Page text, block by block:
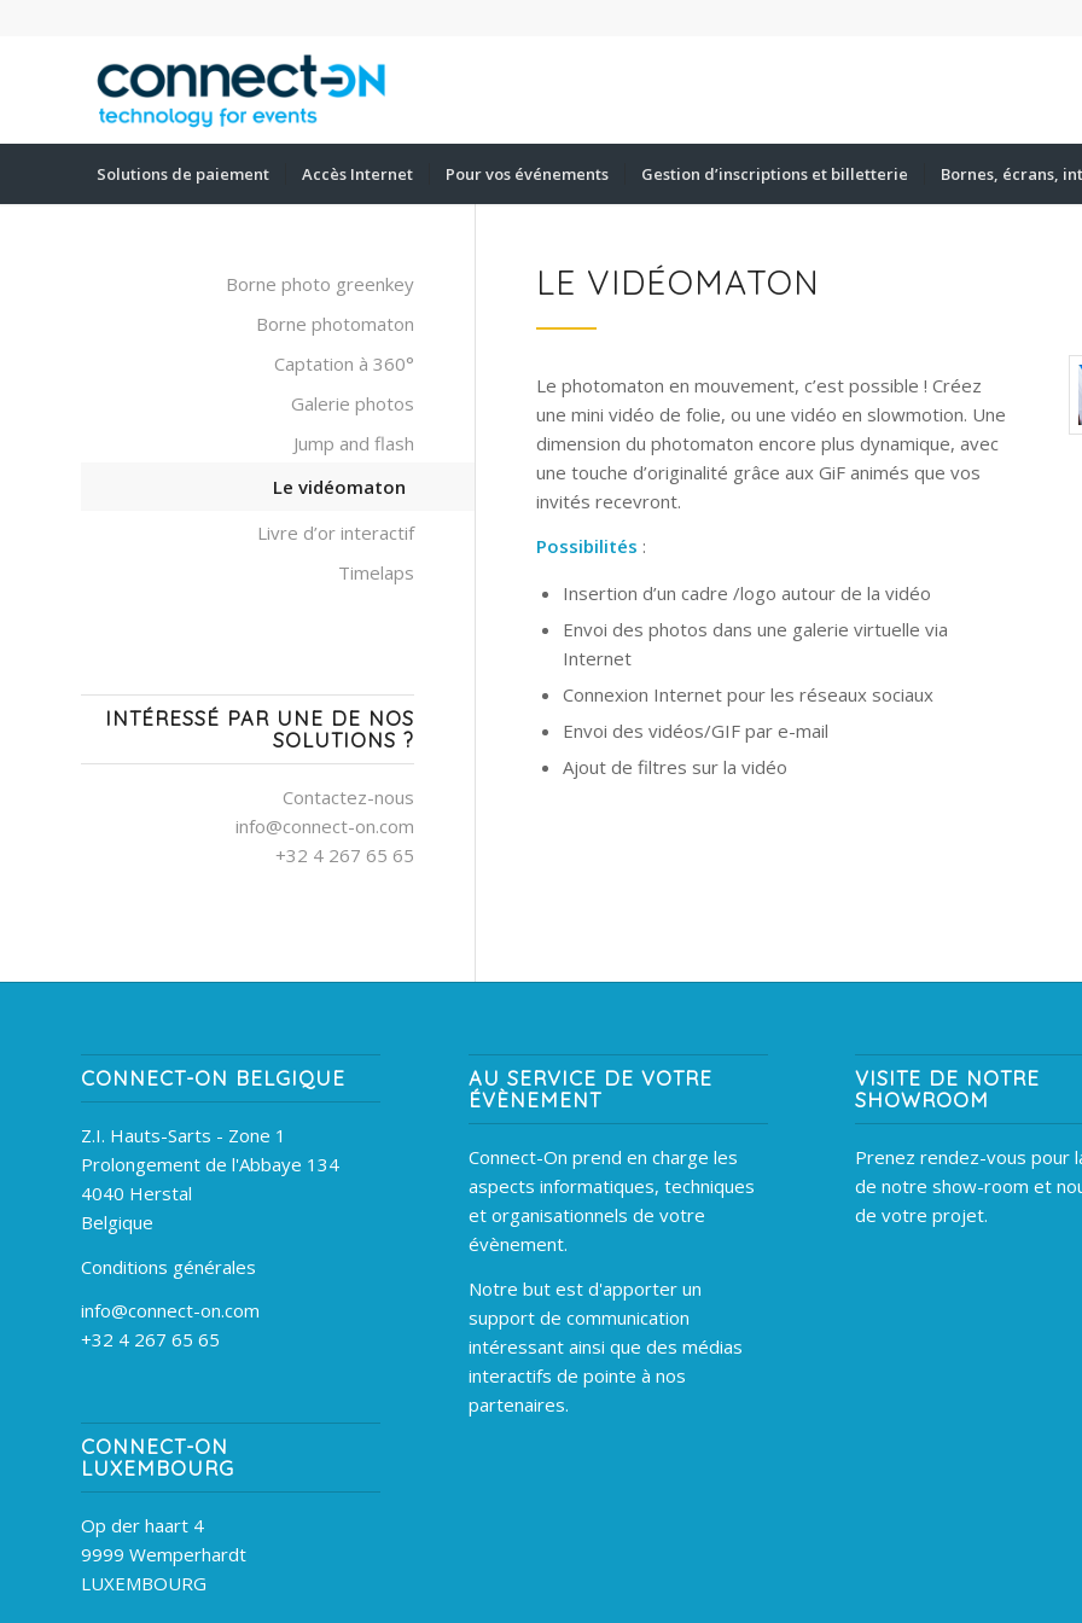
Solutions de paiement Accès Internet Pour vos événements Gestion d’inscriptions et billetterie Bornes, écrans,
LE VIDÉOMATON
Le photomaton en mouvement, c’est possible ! Créez
une mini vidéo de folie, ou une vidéo en slowmotion. Une
dimension du photomaton encore plus dynamique, avec
une touche d’originalité grâce aux GiF animés que vos
invités recevront.
Possibilités :
Insertion d’un cadre /logo autour de la vidéo
Envoi des photos dans une galerie virtuelle via
Internet
Connexion Internet pour les réseaux sociaux
Envoi des vidéos/GIF par e-mail
Ajout de filtres sur la vidéo
Borne photo greenkey
Borne photomaton
Captation à 360°
Galerie photos
Jump and flash
Le vidéomaton
Livre d’or interactif
Timelaps
INTÉRESSÉ PAR UNE DE NOS
SOLUTIONS ?
Contactez-nous
info@connect-on.com
+32 4 267 65 65
CONNECT-ON BELGIQUE
Z.I. Hauts-Sarts - Zone 1
Prolongement de l'Abbaye 134
4040 Herstal
Belgique
Conditions générales
info@connect-on.com
+32 4 267 65 65
CONNECT-ON
LUXEMBOURG
Op der haart 4
9999 Wemperhardt
LUXEMBOURG
AU SERVICE DE VOTRE
ÉVÈNEMENT
Connect-On prend en charge les
aspects informatiques, techniques
et organisationnels de votre
évènement.
Notre but est d'apporter un
support de communication
intéressant ainsi que des médias
interactifs de pointe à nos
partenaires.
VISITE DE NOTRE
SHOWROOM
Prenez rendez-vous pour
de notre show-room et
de votre projet.